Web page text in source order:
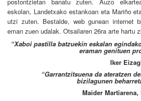
eskolan, Landetxako estankoan eta Mariño
utzi zuten. Bestalde, web gunean internet
eman zuen udalak. Otsailaren 26ra arte hartu
“Xaboi pastilla batzuekin eskalan
eraman genituen
Iker
“Garrantzitsuena da ateratzen
bizilagunen
Maider